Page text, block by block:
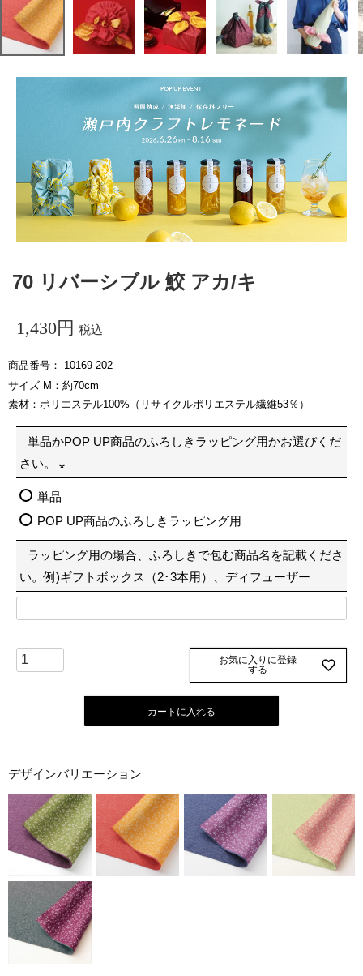
70 リバーシブル 鮫 アカ/キ
1,430 税込
商品番号
10169-202
サイズ M：約70cm
素材：ポリエステル100%（リサイクルポリエステル繊維53％）
単品かPOP UP商品のふろしきラッピング用かお選びくだ
さい。
必
)
単品
POP UP商品のふろしきラッピング用
ラッピング用の場合、ふろしきで包む商品名を記載くださ
い。例)ギフトボックス（2･3本用）、ディフューザー
お気に入りに登録
する
カートに入れる
デザインバリエーション
ギフトラッピング
リバーシブル